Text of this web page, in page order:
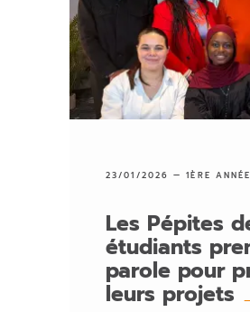
23/01/2026 —1ÈRE
Les Pépites
étudiants
parole pour
leurs projets